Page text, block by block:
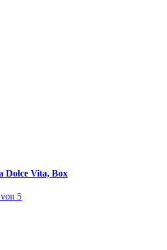
Dolce Vita, Box
von 5